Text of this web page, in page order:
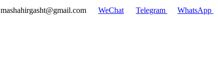
mashahirgasht@gmail.com WeChat Telegram WhatsApp